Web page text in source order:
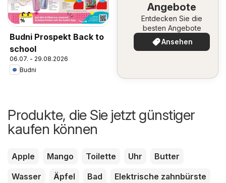
Budni Prospekt Back to
school
06.07. - 29.08.2026
Budni
Angebote
Entdecken Sie die
besten Angebote
Ansehen
Produkte, die Sie jetzt günstiger
kaufen können
Apple Mango Toilette Uhr
Butter
Wasser
Äpfel Bad
Elektrische zahnbürste